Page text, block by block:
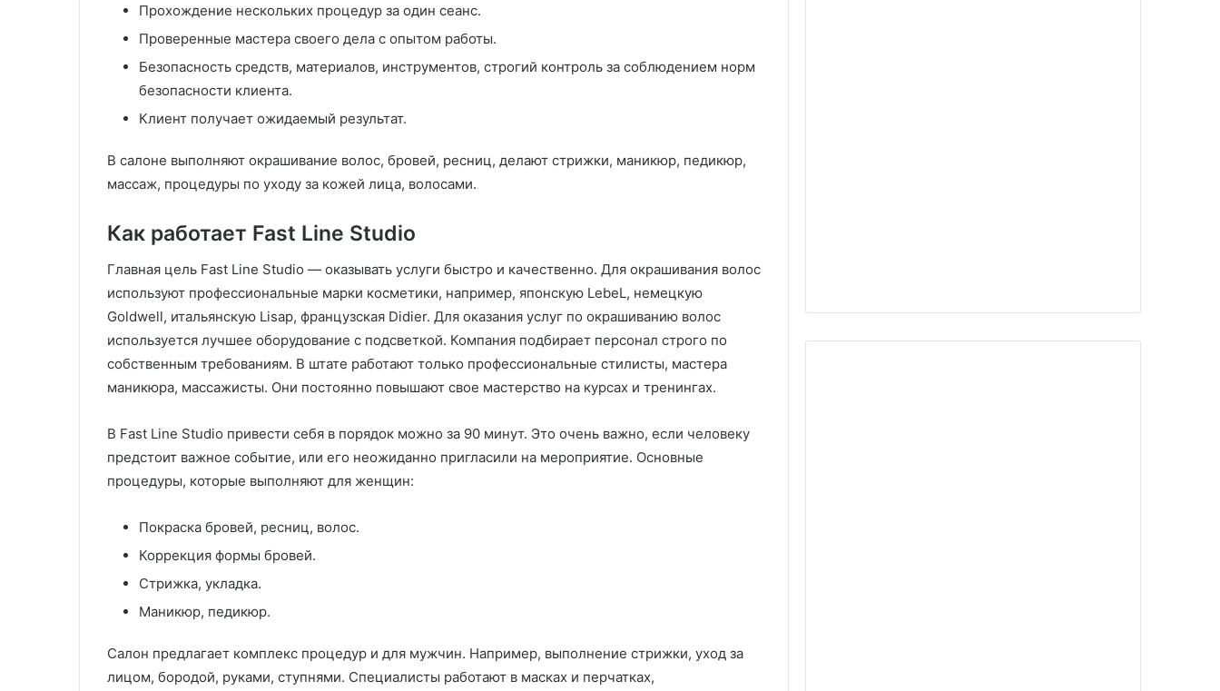
Прохождение нескольких процедур за один сеанс.
Проверенные мастера своего дела с опытом работы.
Безопасность средств, материалов, инструментов, строгий контроль за соблюдением норм
безопасности клиента.
Клиент получает ожидаемый результат.
В салоне выполняют окрашивание волос, бровей, ресниц, делают стрижки, маникюр, педикюр,
массаж, процедуры по уходу за кожей лица, волосами.
Как работает Fast Line Studio
Главная цель Fast Line Studio — оказывать услуги быстро и качественно. Для окрашивания волос
используют профессиональные марки косметики, например, японскую LebeL, немецкую
Goldwell, итальянскую Lisap, французская Didier. Для оказания услуг по окрашиванию волос
используется лучшее оборудование с подсветкой. Компания подбирает персонал строго по
собственным требованиям. В штате работают только профессиональные стилисты, мастера
маникюра, массажисты. Они постоянно повышают свое мастерство на курсах и тренингах.
В Fast Line Studio привести себя в порядок можно за 90 минут. Это очень важно, если человеку
предстоит важное событие, или его неожиданно пригласили на мероприятие. Основные
процедуры, которые выполняют для женщин:
Покраска бровей, ресниц, волос.
Коррекция формы бровей.
Стрижка, укладка.
Маникюр, педикюр.
Салон предлагает комплекс процедур и для мужчин. Например, выполнение стрижки, уход за
лицом, бородой, руками, ступнями. Специалисты работают в масках и перчатках,